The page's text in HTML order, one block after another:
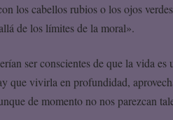
los cabellos rubios o los ojos
de los límites de la moral».
ser conscientes de que la vida es
que vivirla en profundidad,
de momento no nos parezcan